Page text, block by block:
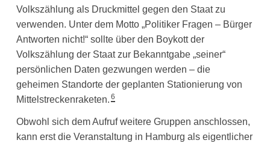
Volkszählung als Druckmittel gegen den Staat zu
verwenden. Unter dem Motto „Politiker Fragen – Bürger
Antworten nicht!“ sollte über den Boykott der
Volkszählung der Staat zur Bekanntgabe „seiner“
persönlichen Daten gezwungen werden – die
geheimen Standorte der geplanten Stationierung von
Mittelstreckenraketen. 6
Obwohl sich dem Aufruf weitere Gruppen anschlossen,
kann erst die Veranstaltung in Hamburg als eigentlicher